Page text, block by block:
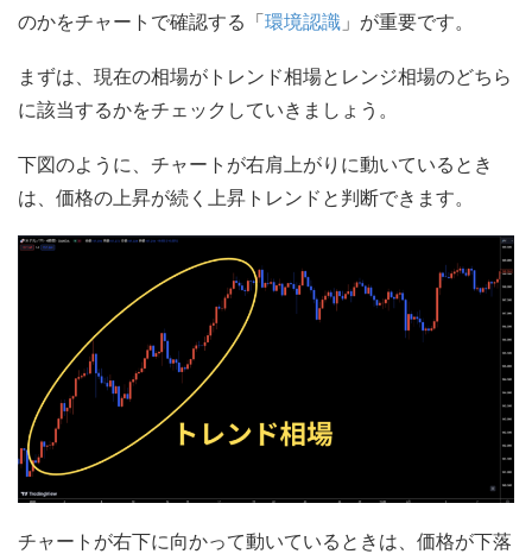
のかをチャートで確認する「環境認識 」が重要です。
まずは、現在の相場がトレンド相場とレンジ相場のどちら
に該当するかをチェックしていきましょう。
下図のように、チャートが右肩上がりに動いているとき
は、価格の上昇が続く上昇トレンドと判断できます。
チャートが右下に向かって動いているときは、価格が下落